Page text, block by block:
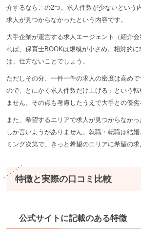
介するならこの2つ。求人件数が少ないという
求人が見つからなかったという内容です。
大手企業が運営する求人エージェント（紹介
れば、保育士BOOKは規模が小さめ。相対的に
は、仕方ないことでしょう。
ただしその分、一件一件の求人の密度は高め
ので、とにかく求人件数だけ上げる」という
ません。その点も考慮したうえで大手との優劣
また、希望するエリアで求人が見つからなか
しか言いようがありません。就職・転職は結
ミング次第で、きっと希望のエリアに希望の
特徴と実際の口コミ比較
公式サイトに記載のある特徴